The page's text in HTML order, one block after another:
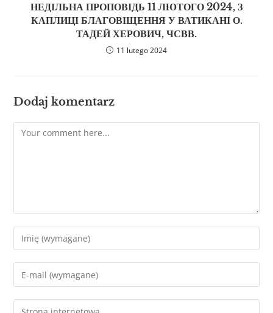
НЕДІЛЬНА ПРОПОВІДЬ 11 ЛЮТОГО 2024, З
КАПЛИЦІ БЛАГОВІЩЕННЯ У ВАТИКАНІ О.
ТАДЕЙ ХЕРОВИЧ, ЧСВВ.
11 lutego 2024
Dodaj komentarz